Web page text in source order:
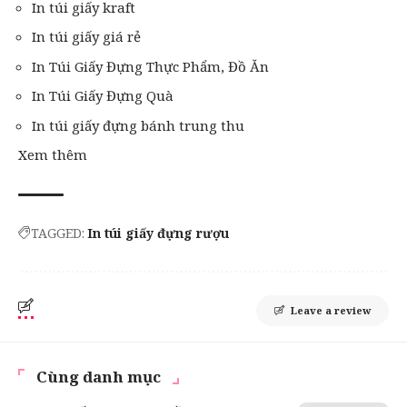
In túi giấy kraft
In túi giấy giá rẻ
In Túi Giấy Đựng Thực Phẩm, Đồ Ăn
In Túi Giấy Đựng Quà
In túi giấy đựng bánh trung thu
Xem thêm
TAGGED: In túi giấy đựng rượu
Leave a review
Cùng danh mục